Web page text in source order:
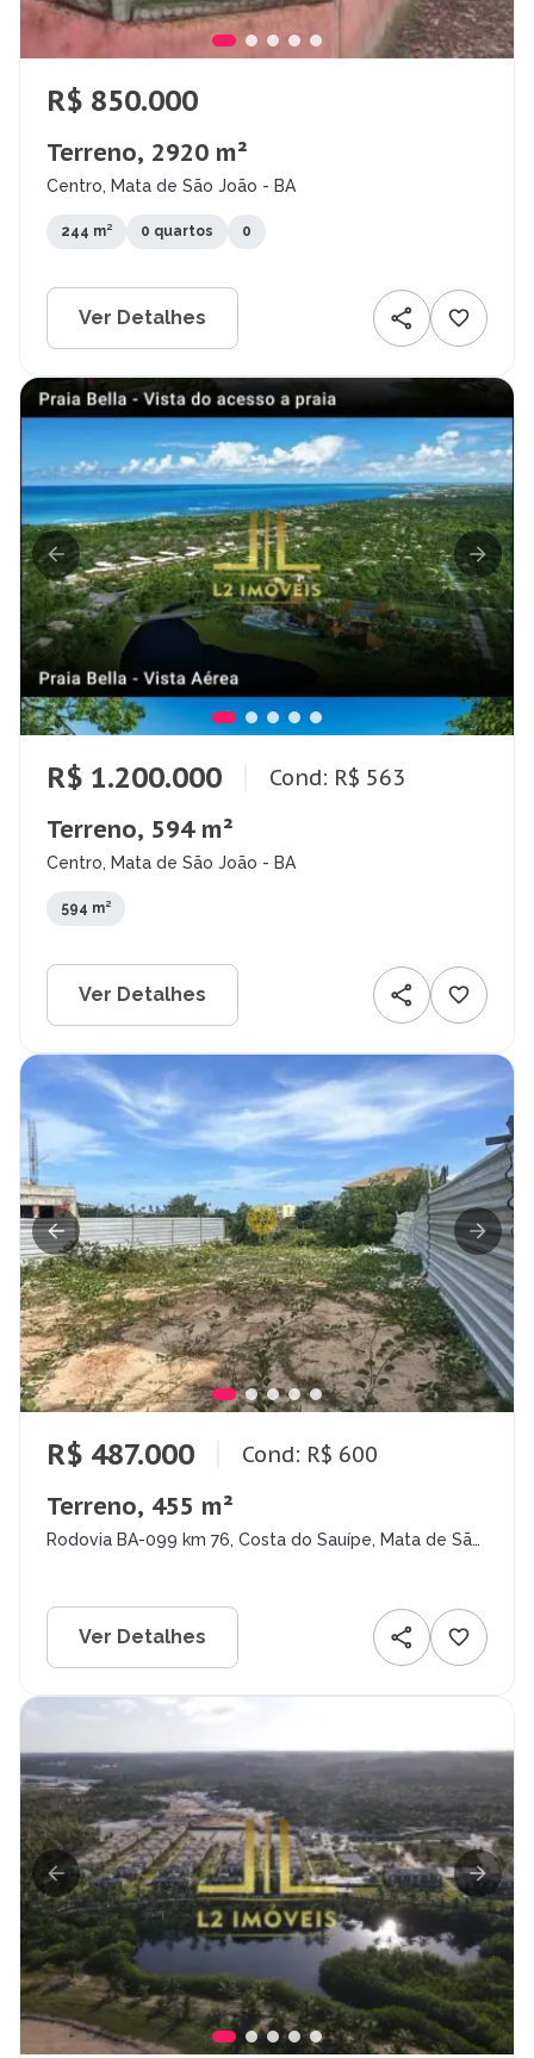
R$ 850.000
Terreno, 2920 m²
Centro, Mata de São João - BA
244 m² 0 quartos 0
Ver Detalhes
R$ 1.200.000 Cond: R$ 563
Terreno, 594 m²
Centro, Mata de São João - BA
594 m²
Ver Detalhes
R$ 487.000 Cond: R$ 600
Terreno, 455 m²
Rodovia BA-099 km 76, Costa do Sauípe, Mata de São
Ver Detalhes